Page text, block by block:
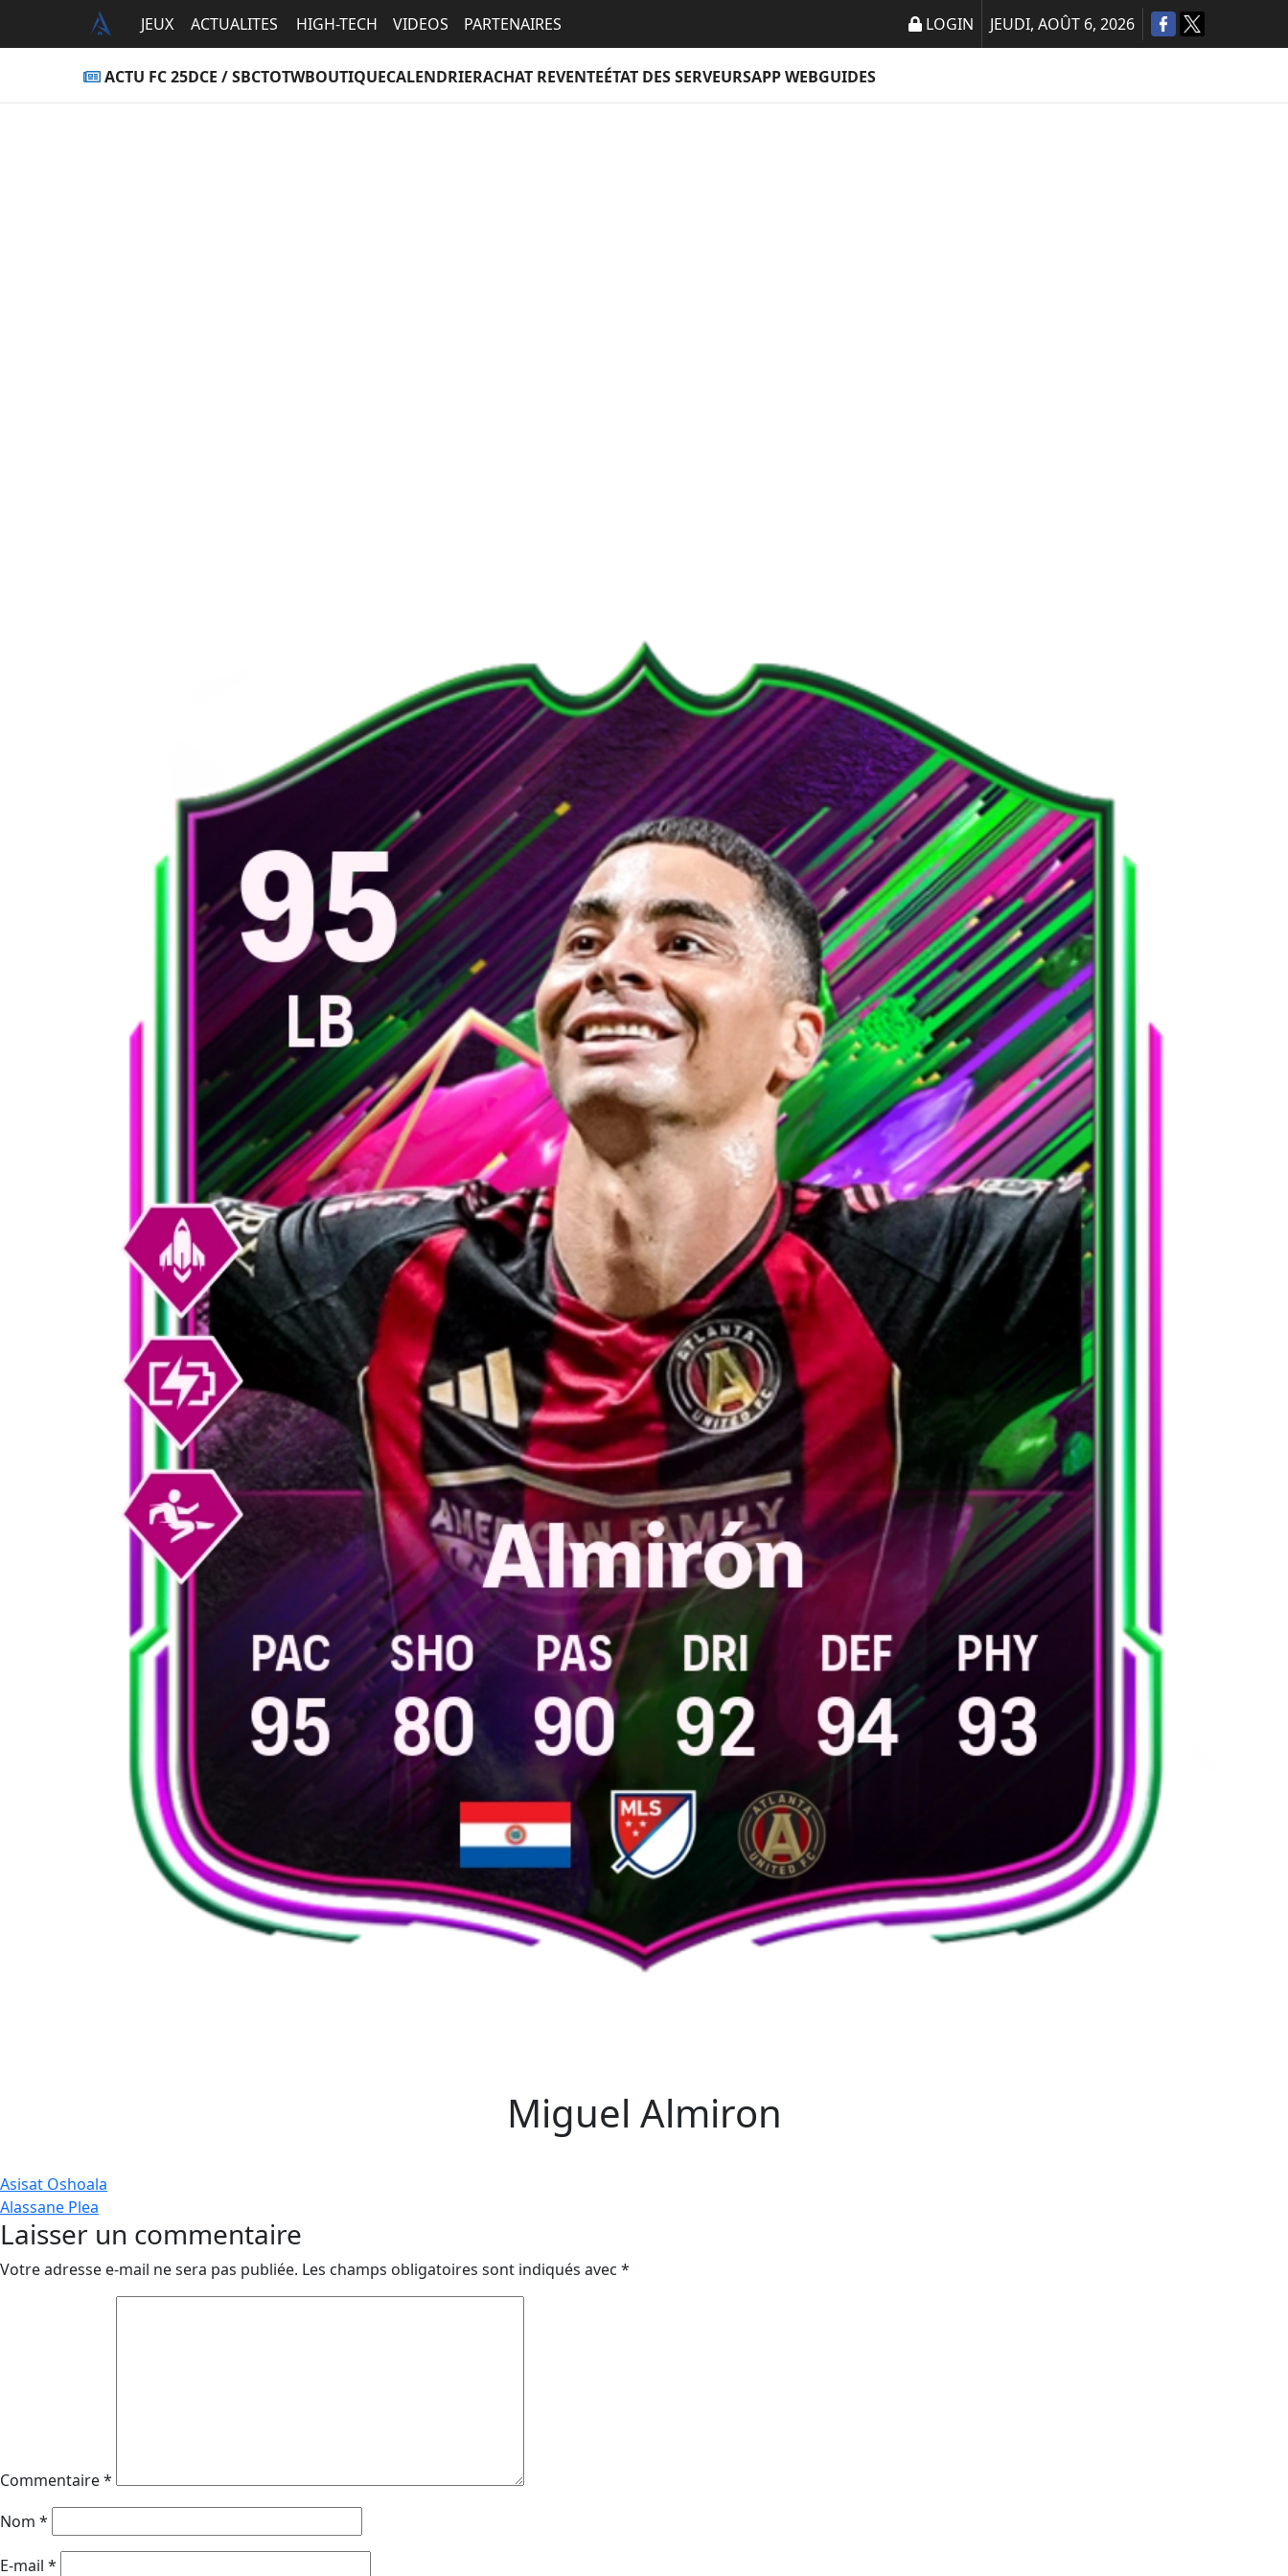
JEUX ACTUALITES HIGH-TECH VIDEOS PARTENAIRES LOGIN JEUDI, AOÛT 6, 2026
ACTU FC 25DCE / SBCTOTWBOUTIQUECALENDRIERACHAT REVENTEÉTAT DES SERVEURSAPP WEBGUIDES
Miguel Almiron
Navigation
de
l’article
Asisat Oshoala
Alassane Plea
Laisser un commentaire
Votre adresse e-mail ne sera pas publiée. Les champs obligatoires sont indiqués avec *
Commentaire*
Nom *
E-mail *